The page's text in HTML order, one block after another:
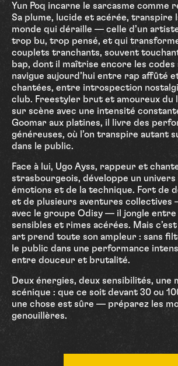
Yun Poq incarne le sarcasme comme
Sa plume, lucide et acérée, transpire
monde qui déraille — celle d’un
trop bu, trop pensé, et qui
couplets tranchants, souvent
bap, dont il maîtrise encore les codes
navigue aujourd’hui entre rap affûté
chantées, entre introspection
club. Freestyler brut et amoureux du
sur scène avec une intensité
Goomar aux platines, il livre des
généreuses, où l’on transpire autant
dans le public.
Face à lui, Ugo Ayss, rappeur et
strasbourgeois, développe un univers
émotions et de la technique. Fort de
et de plusieurs aventures collectives
avec le groupe Odisy — il jongle entre
sensibles et rimes acérées. Mais
art prend toute son ampleur : sans
le public dans une performance
entre douceur et brutalité.
Deux énergies, deux sensibilités, une
scénique : que ce soit devant 30 ou
une chose est sûre — préparez les
genouillères.